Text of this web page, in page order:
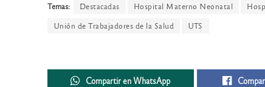
Temas: Destacadas Hospital Materno Neonatal
Unión de Trabajadores de la Salud
UTS
Compartir en WhatsApp